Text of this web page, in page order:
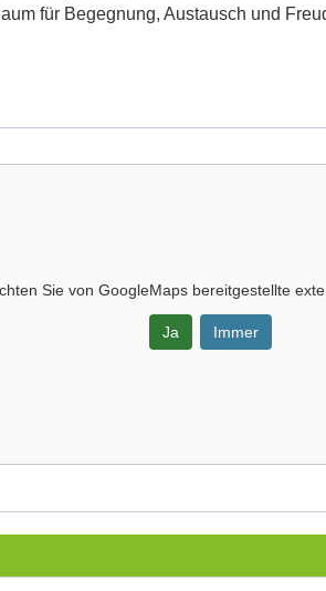
für Begegnung, Austausch und
Sie vonGoogleMaps bereitgestellte
Ja Immer